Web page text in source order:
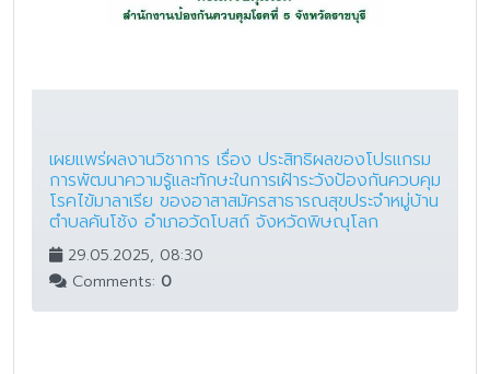
เผยแพร่ผลงานวิชาการ เรื่อง ประสิทธิผลของโปรแกรม
การพัฒนาความรู้และทักษะในการเฝ้าระวังป้องกันควบคุม
โรคไข้มาลาเรีย ของอาสาสมัครสาธารณสุขประจำหมู่บ้าน
ตำบลคันโช้ง อำเภอวัดโบสถ์ จังหวัดพิษณุโลก
29.05.2025, 08:30
Comments: 0